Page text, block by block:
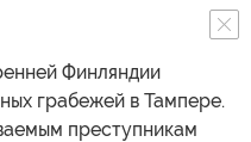
Финляндии
грабежей в Тампере.
преступникам